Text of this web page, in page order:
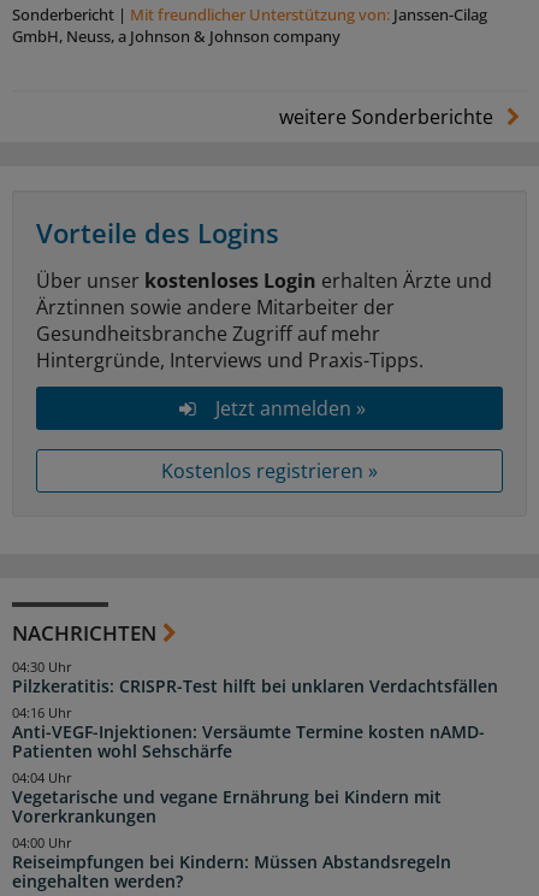
Sonderbericht | Mit freundlicher Unterstützung von: Janssen-Cilag
GmbH, Neuss, a Johnson & Johnson company
weitere Sonderberichte
Vorteile des Logins
Über unser kostenloses Login erhalten Ärzte und
Ärztinnen sowie andere Mitarbeiter der
Gesundheitsbranche Zugriff auf mehr
Hintergründe, Interviews und Praxis-Tipps.
Jetzt anmelden »
Kostenlos registrieren »
NACHRICHTEN
Pilzkeratitis: CRISPR-Test hilft bei unklaren Verdachtsfällen
04:30 Uhr
Anti-VEGF-Injektionen: Versäumte Termine kosten nAMD-
Patienten wohl Sehschärfe
04:16 Uhr
Vegetarische und vegane Ernährung bei Kindern mit
Vorerkrankungen
04:04 Uhr
Reiseimpfungen bei Kindern: Müssen Abstandsregeln
eingehalten werden?
04:00 Uhr